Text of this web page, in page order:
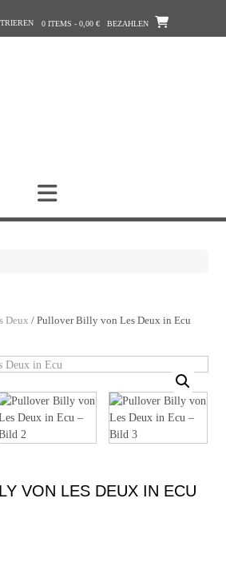
0 ITEMS - 0,00 € BEZAHLEN
Deux / Pullover Billy von Les Deux in Ecu
VON LES DEUX IN ECU